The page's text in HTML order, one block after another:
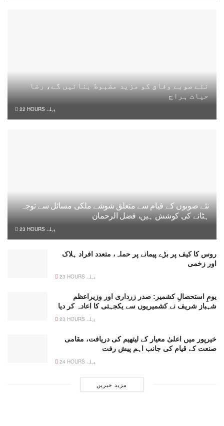
نئے صوبے وفاق کو مزید مضبوط بنائیں گے، رضا
حیات ہراج
22 HOURS پہلے
نئے صوبوں کے قیام سے متعلق شوشے ملکی مسائل سے توجہ
ہٹانے کی کوشش ہیں، فضل الرحمان
23 HOURS پہلے
روس کا کیف پر بڑے پیمانے پر حملہ، متعدد افراد ہلاک
اور زخمی
23 HOURS پہلے
یومِ استحصالِ کشمیر: صدر زرداری اور وزیراعظم
شہباز شریف نے کشمیریوں سے یکجہتی کا اعادہ کر دیا
23 HOURS پہلے
خیرپور میں اعلیٰ معیار کے لیتھیم کی دریافت، مقامی
صنعت کے قیام کی جانب اہم پیش رفت
24 HOURS پہلے
مزید خبریں